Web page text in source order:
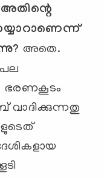
? അതെ.
ഭരണകൂടം
വാദിക്കുന്നതു